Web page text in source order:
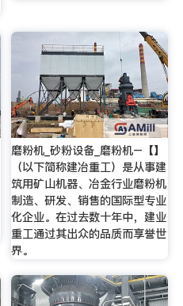
磨粉机_砂粉设备_磨粉机–【】
（以下简称建冶重工）是从事建
筑用矿山机器、冶金行业磨粉机
制造、研发、销售的国际型专业
化企业。在过去数十年中，建业
重工通过其出众的品质而享誉世
界。